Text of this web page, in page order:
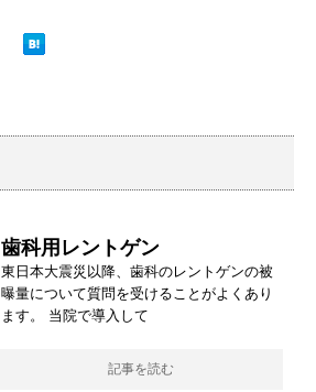
歯科用レントゲン
東日本大震災以降、歯科のレントゲンの被
曝量について質問を受けることがよくあり
ます。 当院で導入して
記事を読む